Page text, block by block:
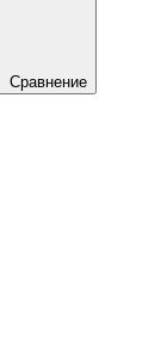
Сравнение